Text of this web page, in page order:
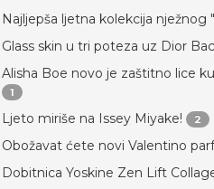
Najljepša ljetna kolekcija nježnog
Glass skin u tri poteza uz Dior
Alisha Boe novo je zaštitno lice
1
Ljeto miriše na Issey Miyake! 2
Obožavat ćete novi Valentino
Dobitnica Yoskine Zen Lift